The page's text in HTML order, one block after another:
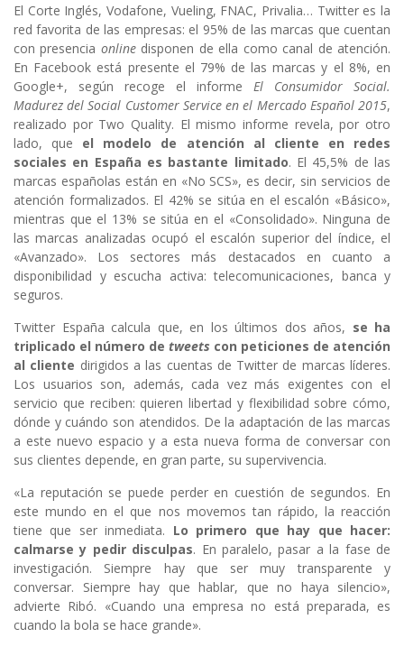
El Corte Inglés, Vodafone, Vueling, FNAC, Privalia… Twitter es la
red favorita de las empresas: el 95% de las marcas que cuentan
con presencia onlinedisponen de ella como canal de atención.
En Facebook está presente el 79% de las marcas y el 8%, en
Google+, según recoge el informe El Consumidor Social.
Madurez del Social Customer Service en el Mercado Español 2015,
realizado por Two Quality. El mismo informe revela, por otro
lado, que el modelo de atención al cliente en redes
sociales en España es bastante limitado. El 45,5% de las
marcas españolas están en «No SCS», es decir, sin servicios de
atención formalizados. El 42% se sitúa en el escalón «Básico»,
mientras que el 13% se sitúa en el «Consolidado». Ninguna de
las marcas analizadas ocupó el escalón superior del índice, el
«Avanzado». Los sectores más destacados en cuanto a
disponibilidad y escucha activa: telecomunicaciones, banca y
seguros.
Twitter España calcula que, en los últimos dos años, se ha
triplicado el número de tweets con peticiones de atención
al cliente dirigidos a las cuentas de Twitter de marcas líderes.
Los usuarios son, además, cada vez más exigentes con el
servicio que reciben: quieren libertad y flexibilidad sobre cómo,
dónde y cuándo son atendidos. De la adaptación de las marcas
a este nuevo espacio y a esta nueva forma de conversar con
sus clientes depende, en gran parte, su supervivencia.
«La reputación se puede perder en cuestión de segundos. En
este mundo en el que nos movemos tan rápido, la reacción
tiene que ser inmediata. Lo primero que hay que hacer:
calmarse y pedir disculpas. En paralelo, pasar a la fase de
investigación. Siempre hay que ser muy transparente y
conversar. Siempre hay que hablar, que no haya silencio»,
advierte Ribó. «Cuando una empresa no está preparada, es
cuando la bola se hace grande».